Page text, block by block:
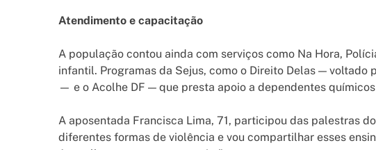
Atendimento e capacitação
A população contou ainda com serviços como Na Hora,
infantil. Programas da Sejus, como o Direito Delas — voltado
— e o Acolhe DF — que presta apoio a dependentes
A aposentada Francisca Lima, 71, participou das palestras
diferentes formas de violência e vou compartilhar esses